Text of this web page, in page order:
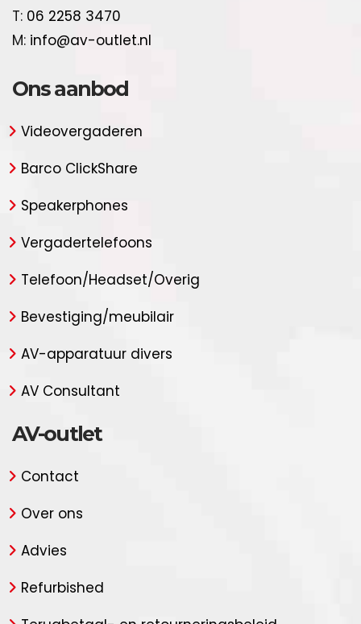
T: 06 2258 3470
M: info@av-outlet.nl
Ons aanbod
Videovergaderen
Barco ClickShare
Speakerphones
Vergadertelefoons
Telefoon/Headset/Overig
Bevestiging/meubilair
AV-apparatuur divers
AV Consultant
AV-outlet
Contact
Over ons
Advies
Refurbished